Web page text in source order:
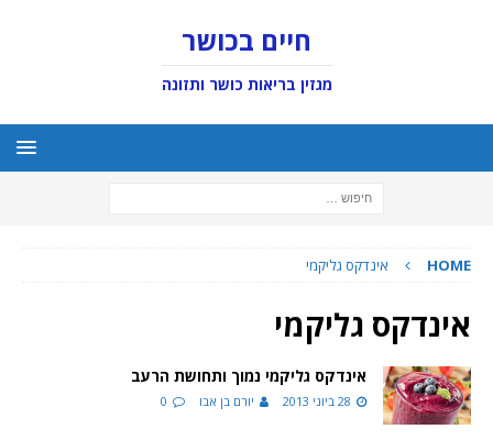
חיים בכושר
מגזין בריאות כושר ותזונה
HOME אינדקס גליקמי
אינדקס גליקמי
אינדקס גליקמי נמוך ותחושת הרעב
28 ביוני 2013 יורם בן אבו 0